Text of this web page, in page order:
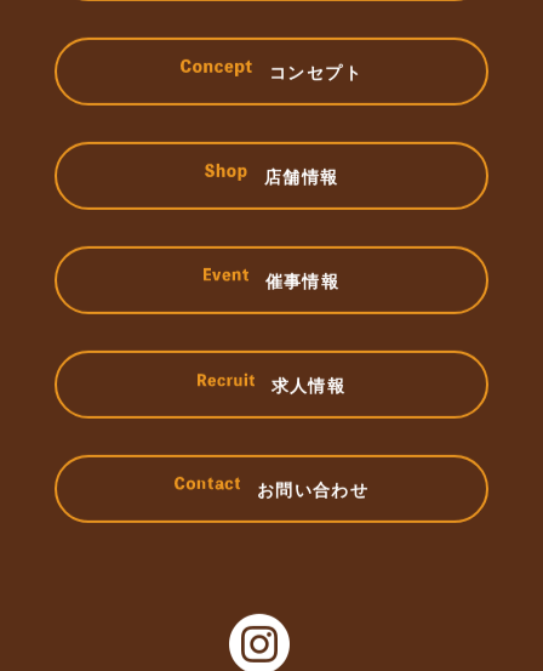
コンセプト
店舗情報
催事情報
求人情報
お問い合わせ